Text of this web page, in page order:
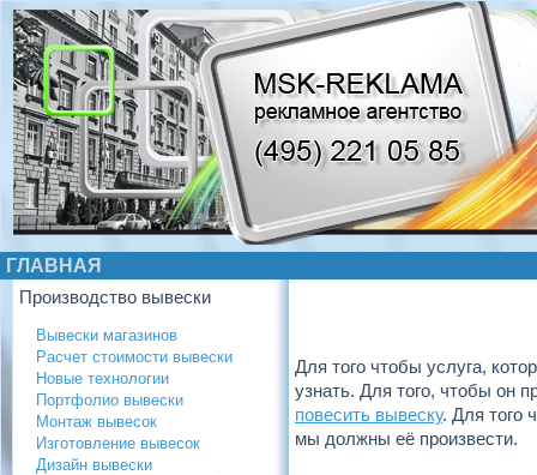
ГЛАВНАЯ
Производство вывески
Вывески магазинов
Расчет стоимости вывески
Новые технологии
Портфолио вывески
Монтаж вывесок
Изготовление вывесок
Дизайн вывески
Для того чтобы услуга,
узнать. Для того, чтобы он
повесить вывеску. Для того
мы должны её произвести.